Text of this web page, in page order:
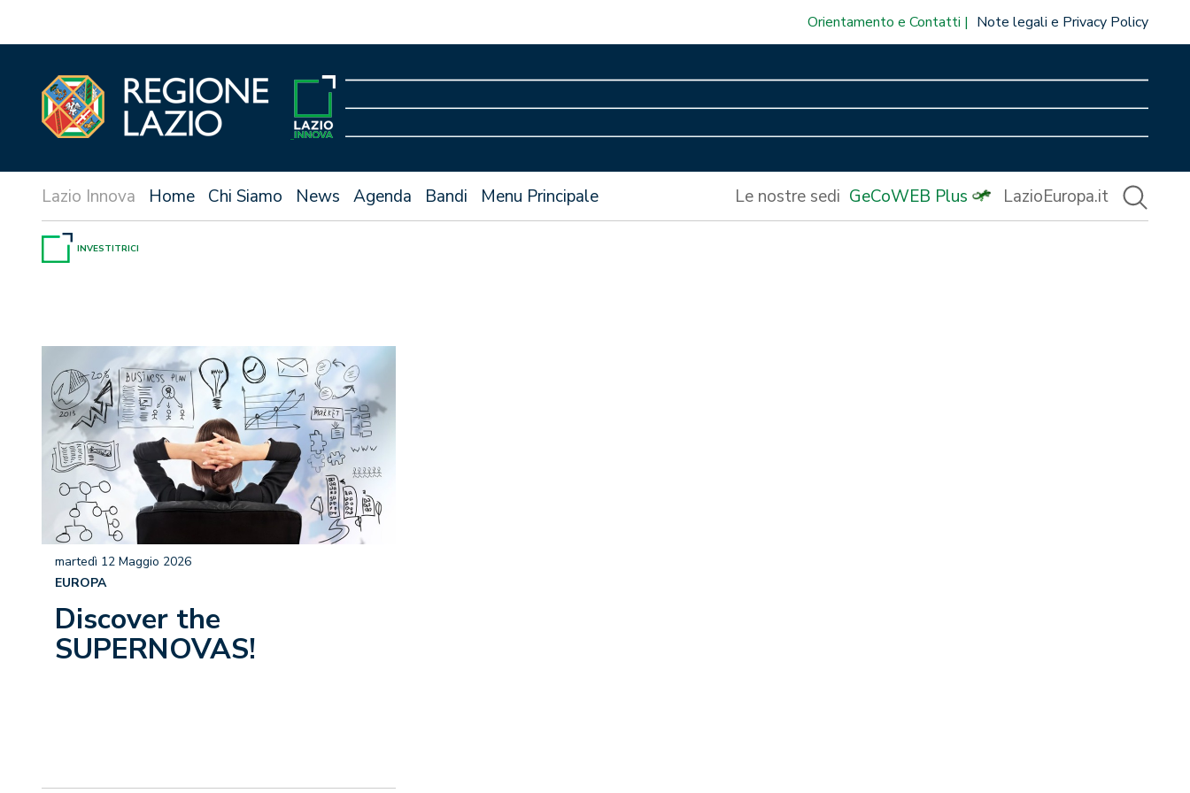
Orientamento e Contatti Note legali e Privacy Policy
Home Chi Siamo News Agenda Bandi Menu Principale Le nostre sedi GeCoWEB Plus LazioEuropa.it
INVESTITRICI
Discover the
SUPERNOVAS!
martedì 12 Maggio 2026
EUROPA